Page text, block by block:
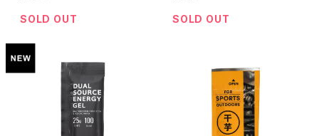
SOLD OUT
SOLD OUT